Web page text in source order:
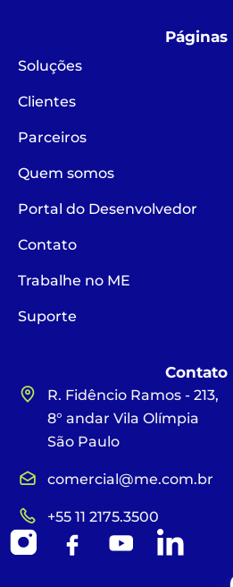
Páginas
Soluções
Clientes
Parceiros
Quem somos
Portal do Desenvolvedor
Contato
Trabalhe no ME
Suporte
Contato
R. Fidêncio Ramos - 213,
8° andar Vila Olímpia
São Paulo
comercial@me.com.br
+55 11 2175.3500